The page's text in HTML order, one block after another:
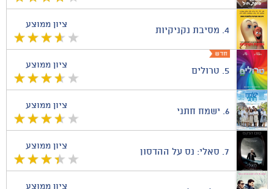
ציון ממוצע
4. מסיבת נקניקיות
ציון ממוצע
5. טרולים
ציון ממוצע
6. ישמח חתני
ציון ממוצע
7. סאלי: נס על ההדסון
ציון ממוצע